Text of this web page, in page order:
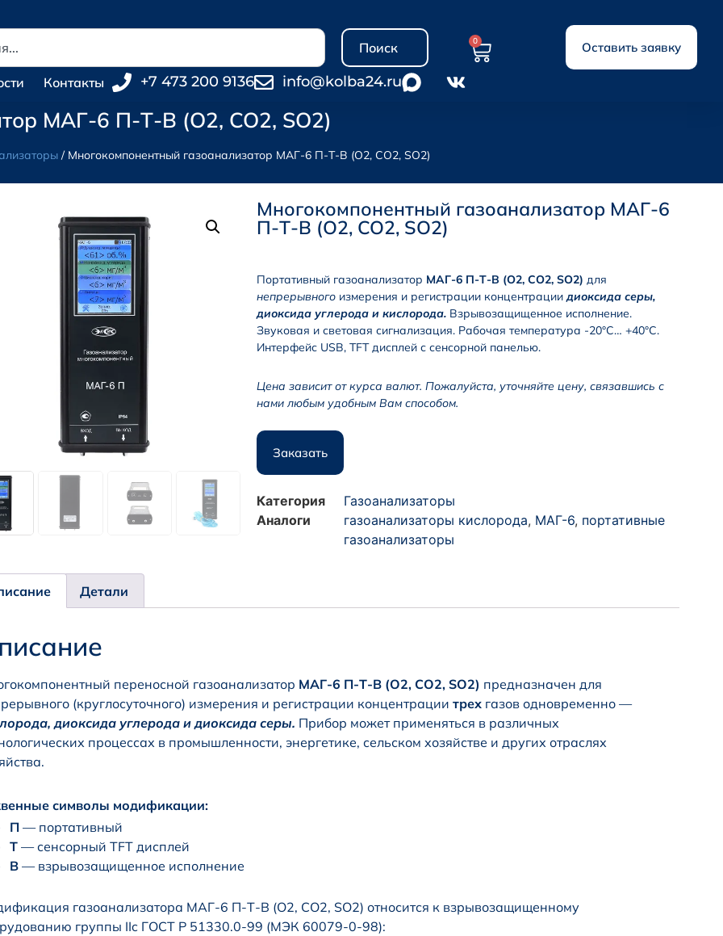
Поиск 0 Оставить заявку
Контакты +7 473 200 9136 info@kolba24.ru
МАГ-6 П-Т-В (O2, CO2, SO2)
/ Многокомпонентный газоанализатор МАГ-6 П-Т-В (O2, CO2, SO2)
Многокомпонентный газоанализатор МАГ-6
П-Т-В (O2, CO2, SO2)
Портативный газоанализатор МАГ-6 П-Т-В (O2, CO2, SO2) для
непрерывного измерения и регистрации концентрациидиоксида серы,
диоксида углерода и кислорода. Взрывозащищенное исполнение.
Звуковая и световая сигнализация. Рабочая температура -20°С… +40°С.
Интерфейс USB, TFT дисплей с сенсорной панелью.
Цена зависит от курса валют. Пожалуйста, уточняйте цену, связавшись с
нами любым удобным Вам способом.
Заказать
Категория
Газоанализаторы
Аналоги
газоанализаторы кислорода, МАГ-6, портативные
газоанализаторы
Детали
переносной газоанализатор МАГ-6 П-Т-В (O2, CO2, SO2) предназначен для
(круглосуточного) измерения и регистрации концентрации трех газов одновременно —
диоксида углеродаи диоксида серы. Прибор может применяться в различных
процессах в промышленности, энергетике, сельском хозяйстве и других отраслях
символы модификации:
П — портативный
Т — сенсорный TFT дисплей
В — взрывозащищенное исполнение
газоанализатора МАГ-6 П-Т-В (O2, CO2, SO2) относится к взрывозащищенному
группы IIc ГОСТ Р 51330.0-99 (МЭК 60079-0-98):